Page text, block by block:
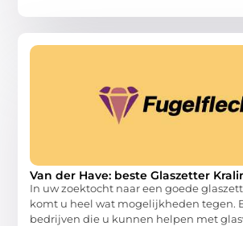
Van der Have: beste Glaszetter
In uw zoektocht naar een goede
komt u heel wat mogelijkheden tegen.
bedrijven die u kunnen helpen met